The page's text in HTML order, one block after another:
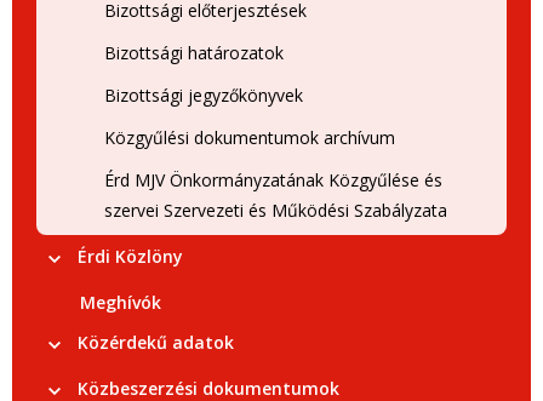
Bizottsági előterjesztések
Bizottsági határozatok
Bizottsági jegyzőkönyvek
Közgyűlési dokumentumok archívum
Érd MJV Önkormányzatának Közgyűlése és
szervei Szervezeti és Működési Szabályzata
Érdi Közlöny
Meghívók
Közérdekű adatok
Közbeszerzési dokumentumok